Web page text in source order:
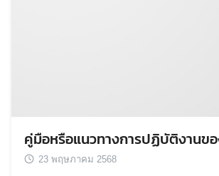
คู่มือหรือแนวทางการปฏิบัติงานขอ
23 พฤษภาคม 2568